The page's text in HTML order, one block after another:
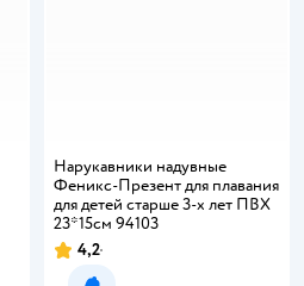
Нарукавники надувные
Феникс-Презент для плавания
для детей старше 3-х лет ПВХ
23*15см 94103
4,2